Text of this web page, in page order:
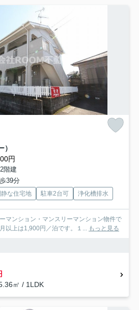
円
階建
39分
静な住宅地 駐車2台可 浄化槽排水
マンション・マンスリーマンション物件で
以上は1,900円／泊です。１... もっと見る
㎡ / 1LDK